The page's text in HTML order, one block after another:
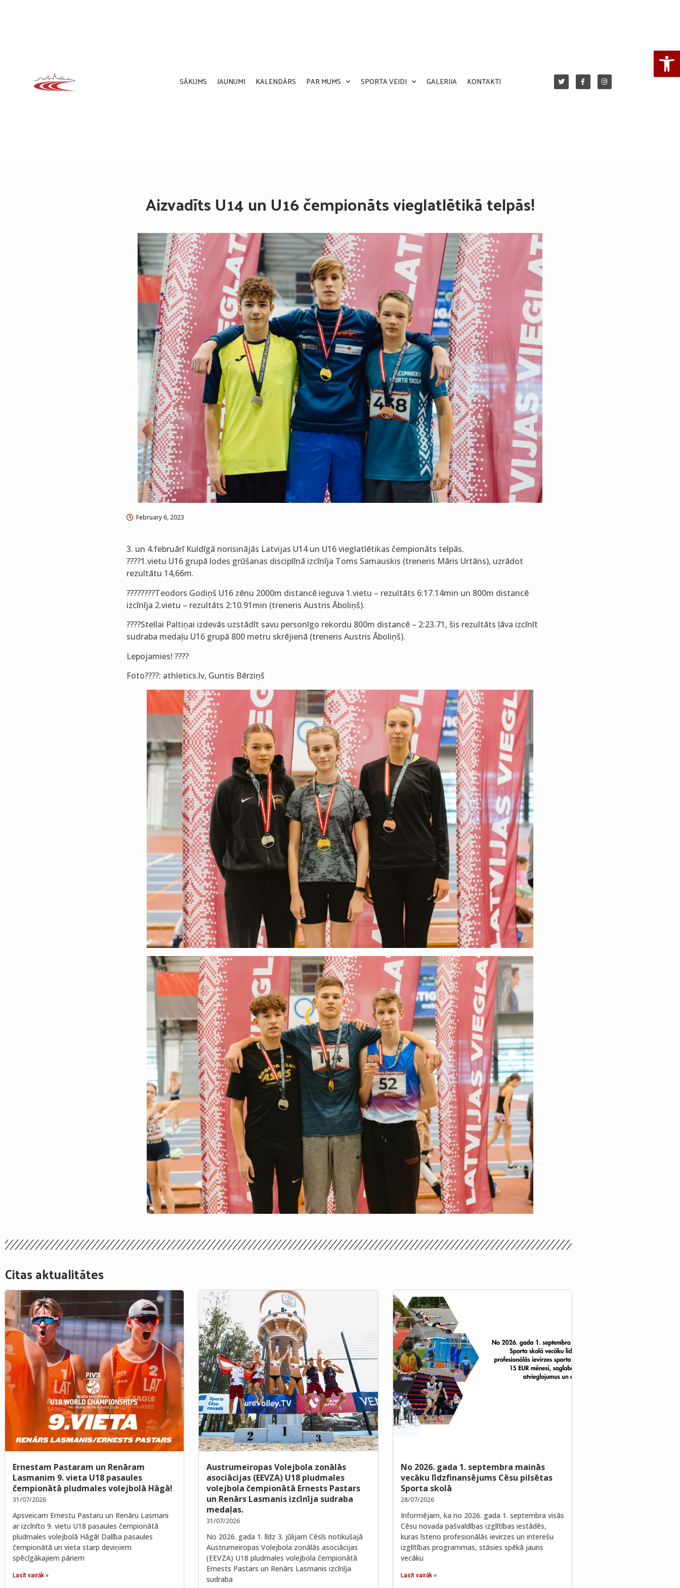
SĀKUMS JAUNUMI KALENDĀRS PAR MUMS SPORTA VEIDI GALERIJA KONTAKTI
Aizvadīts U14 un U16 čempionāts vieglatlētikā telpās!
February 6, 2023
3. un 4.februārī Kuldīgā norisinājās Latvijas U14 un U16 vieglatlētikas čempionāts telpās.
????1.vietu U16 grupā lodes grūšanas disciplīnā izcīnīja Toms Samauskis (treneris Māris Urtāns), uzrādot
rezultātu 14,66m.
????????Teodors Godiņš U16 zēnu 2000m distancē ieguva 1.vietu – rezultāts 6:17.14min un 800m distancē
izcīnīja 2.vietu – rezultāts 2:10.91min (treneris Austris Āboliņš).
????Stellai Paltiņai izdevās uzstādīt savu personīgo rekordu 800m distancē – 2:23.71, šis rezultāts ļāva izcīnīt
sudraba medaļu U16 grupā 800 metru skrējienā (treneris Austris Āboliņš).
Lepojamies! ????
Foto????: athletics.lv, Guntis Bērziņš
Citas aktualitātes
Ernestam Pastaram un Renāram
Lasmanim 9. vieta U18 pasaules
čempionātā pludmales volejbolā Hāgā!
31/07/2026
Apsveicam Ernestu Pastaru un Renāru Lasmani
ar izcīnīto 9. vietu U18 pasaules čempionātā
pludmales volejbolā Hāgā! Dalība pasaules
čempionātā un vieta starp deviņiem
spēcīgākajiem pāriem
Lasīt vairāk »
Austrumeiropas Volejbola zonālās
asociācijas (EEVZA) U18 pludmales
volejbola čempionātā Ernests Pastars
un Renārs Lasmanis izcīnīja sudraba
medaļas.
31/07/2026
No 2026. gada 1. līdz 3. jūlijam Cēsīs notikušajā
Austrumeiropas Volejbola zonālās asociācijas
(EEVZA) U18 pludmales volejbola čempionātā
Ernests Pastars un Renārs Lasmanis izcīnīja
sudraba
No 2026. gada 1. septembra mainās
vecāku līdzfinansējums Cēsu pilsētas
Sporta skolā
28/07/2026
Informējam, ka no 2026. gada 1. septembra visās
Cēsu novada pašvaldības izglītības iestādēs,
kuras īsteno profesionālās ievirzes un interešu
izglītības programmas, stāsies spēkā jauns
vecāku
Lasīt vairāk »